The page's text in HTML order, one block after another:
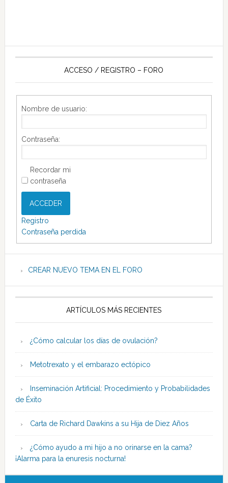
ACCESO / REGISTRO – FORO
Nombre de usuario:
Contraseña:
Recordar mi
contraseña
ACCEDER
Registro
Contraseña perdida
CREAR NUEVO TEMA EN EL FORO
ARTÍCULOS MÁS RECIENTES
¿Cómo calcular los días de ovulación?
Metotrexato y el embarazo ectópico
Inseminación Artificial: Procedimiento y Probabilidades
de Éxito
Carta de Richard Dawkins a su Hija de Diez Años
¿Cómo ayudo a mi hijo a no orinarse en la cama?
¡Alarma para la enuresis nocturna!